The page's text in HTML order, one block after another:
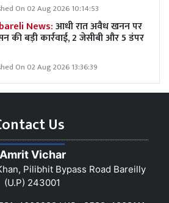
On 02 Aug 2026 10:14:53
News:आधी रात अवैध खनन पर
की बड़ी कार्रवाई, 2 जेसीबी और 5 डंपर
On 02 Aug 2026 13:36:39
Us
Amrit Vichar
Pilibhit Bypass Road Bareilly
(U.P) 243001